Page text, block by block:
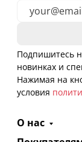
Подпишитесь
новинках и
Нажимая на
условия
О нас